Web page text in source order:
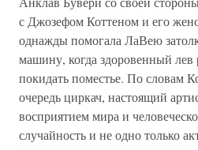
с Джозефом Коттеном и его
однажды помогала ЛаВею
машину, когда здоровенный
покидать поместье. По словам
очередь циркач, настоящий
восприятием мира и
случайность и не одно только